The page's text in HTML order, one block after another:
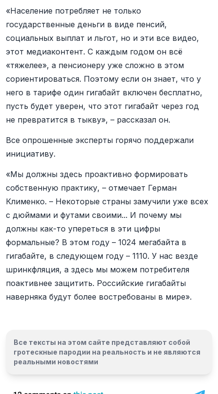
«Население потребляет не только
государственные деньги в виде пенсий,
социальных выплат и льгот, но и эти все видео,
этот медиаконтент. С каждым годом он всё
«тяжелее», а пенсионеру уже сложно в этом
сориентироваться. Поэтому если он знает, что у
него в тарифе один гигабайт включен бесплатно,
пусть будет уверен, что этот гигабайт через год
не превратится в тыкву», – рассказал он.
Все опрошенные эксперты горячо поддержали
инициативу.
«Мы должны здесь проактивно формировать
собственную практику, – отмечает Герман
Клименко. – Некоторые страны замучили уже всех
с дюймами и футами своими... И почему мы
должны как-то упереться в эти цифры
формальные? В этом году – 1024 мегабайта в
гигабайте, в следующем году – 1110. У нас везде
шринкфляция, а здесь мы можем потребителя
поактивнее защитить. Российские гигабайты
наверняка будут более востребованы в мире».
Все тексты на этом сайте представляют собой
гротескные пародии на реальность и не являются
реальными новостями